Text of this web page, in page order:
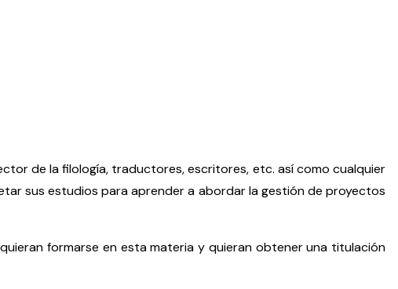
de la filología, traductores, escritores, etc. así como cualquier
sus estudios para aprender a abordar la gestión de proyectos
formarse en esta materia y quieran obtener una titulación